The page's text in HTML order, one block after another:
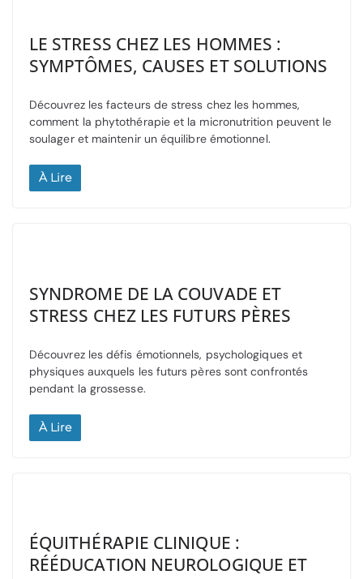
LE STRESS CHEZ LES HOMMES :
SYMPTÔMES, CAUSES ET SOLUTIONS
Découvrez les facteurs de stress chez les hommes,
comment la phytothérapie et la micronutrition peuvent le
soulager et maintenir un équilibre émotionnel.
À Lire
SYNDROME DE LA COUVADE ET
STRESS CHEZ LES FUTURS PÈRES
Découvrez les défis émotionnels, psychologiques et
physiques auxquels les futurs pères sont confrontés
pendant la grossesse.
À Lire
ÉQUITHÉRAPIE CLINIQUE :
RÉÉDUCATION NEUROLOGIQUE ET